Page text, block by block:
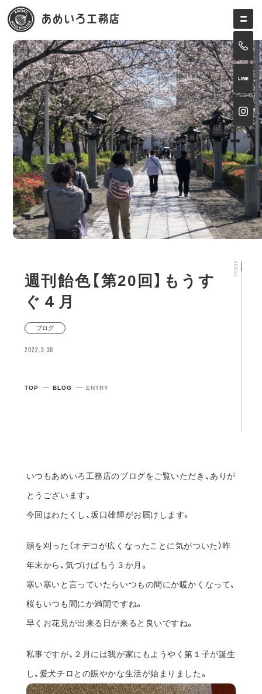
週刊飴色【第20回】もうす
ぐ４月
ブログ
2022.3.30
TOP BLOG ENTRY
いつもあめいろ工務店のブログをご覧いただき、ありが
とうございます。
今回はわたくし、坂口雄輝がお届けします。
頭を刈った（オデコが広くなったことに気がついた）昨
年末から、気づけばもう３か月。
寒い寒いと言っていたらいつもの間にか暖かくなって、
桜もいつも間にか満開ですね。
早くお花見が出来る日が来ると良いですね。
私事ですが、２月には我が家にもようやく第１子が誕生
し、愛犬チロとの賑やかな生活が始まりました。